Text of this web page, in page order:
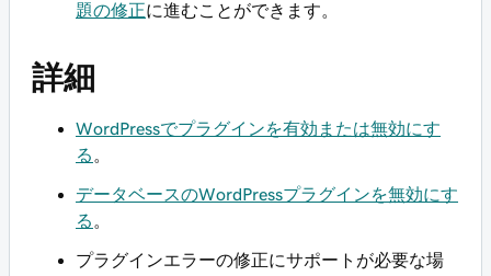
題の修正に進むことができます。
詳細
WordPressでプラグインを有効または無効にす
る
データベースのWordPressプラグインを無効にす
る
プラグインエラーの修正にサポートが必要な場